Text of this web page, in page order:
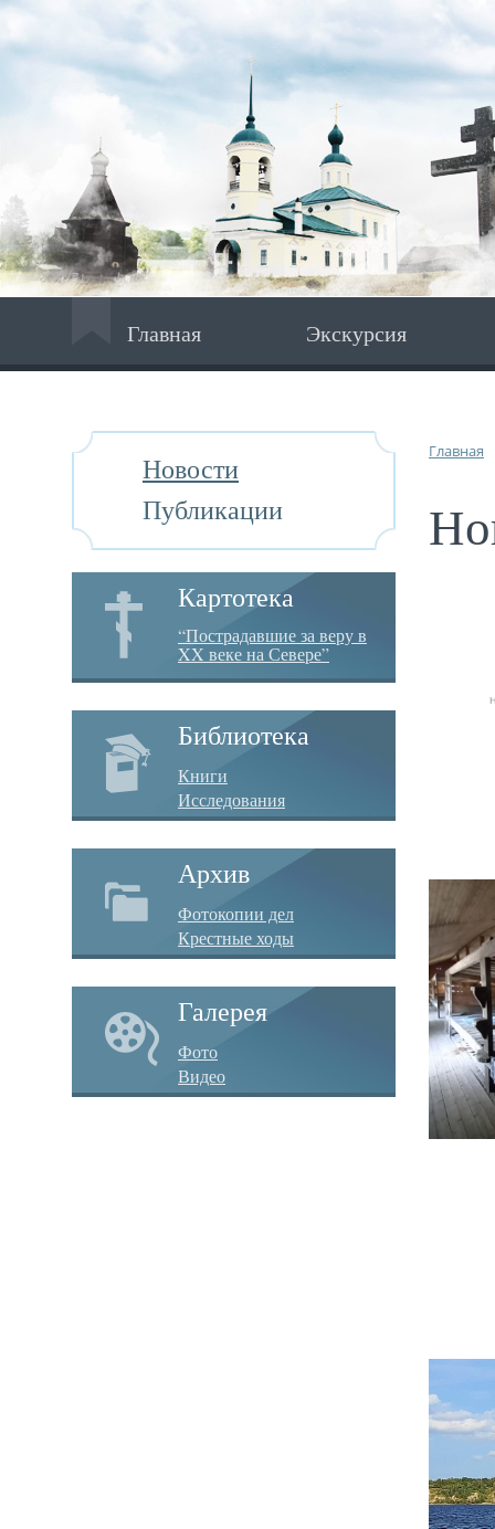
Главная Экскурсия
Новости
Публикации
Картотека
“Пострадавшие за веру в
XX веке на Севере”
Библиотека
Книги
Исследования
Архив
Фотокопии дел
Крестные ходы
Галерея
Фото
Видео
Главная